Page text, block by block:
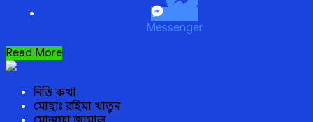
Messenger
ফেরার
ডাক
Read More
নিতি কথা
মোছাঃ রহিমা খাতুন